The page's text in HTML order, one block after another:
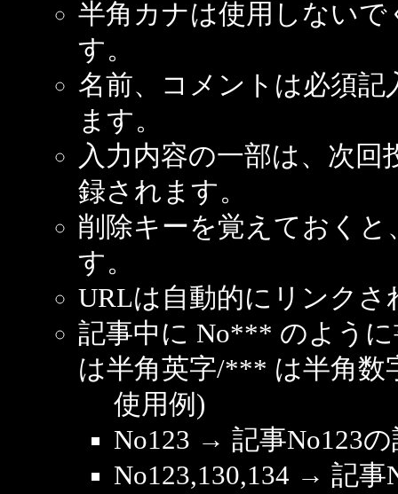
半角カナは使用しない
す。
名前、コメントは必須
ます。
入力内容の一部は、次
録されます。
削除キーを覚えておく
す。
URLは自動的にリンクさ
記事中に No*** のよう
は半角英字/*** は半角数
使用例)
No123 → 記事No123
No123,130,134 → 記